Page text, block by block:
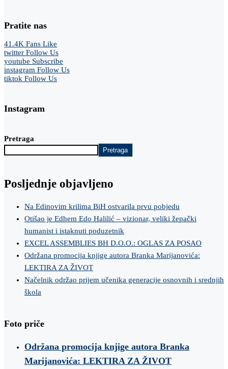
Pratite nas
41.4K Fans Like
twitter Follow Us
youtube Subscribe
instagram Follow Us
tiktok Follow Us
Instagram
Pretraga
Pretraga
Posljednje objavljeno
Na Edinovim krilima BiH ostvarila prvu pobjedu
Otišao je Edhem Edo Halilić – vizionar, veliki žepački
humanist i istaknuti poduzetnik
EXCEL ASSEMBLIES BH D.O.O.: OGLAS ZA POSAO
Održana promocija knjige autora Branka Marijanovića:
LEKTIRA ZA ŽIVOT
Načelnik održao prijem učenika generacije osnovnih i srednjih
škola
Foto priče
Održana promocija knjige autora Branka
Marijanovića: LEKTIRA ZA ŽIVOT